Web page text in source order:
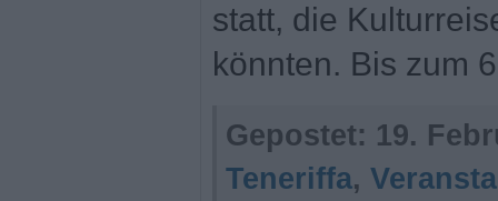
statt, die
könnten. Bis zum
Gepostet: 19.
Teneriffa,